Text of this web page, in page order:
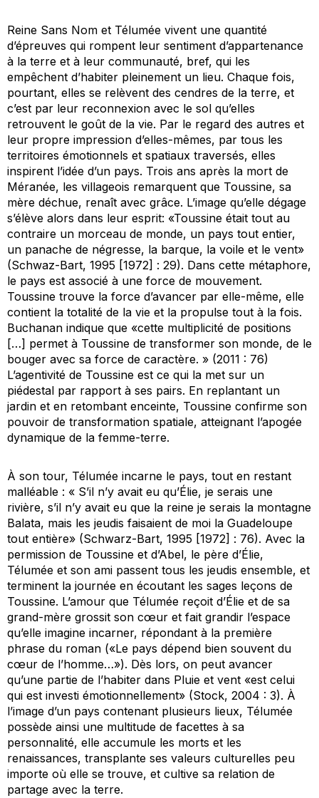
Reine Sans Nom et Télumée vivent une quantité
d’épreuves qui rompent leur sentiment d’appartenance
à la terre et à leur communauté, bref, qui les
empêchent d’habiter pleinement un lieu. Chaque fois,
pourtant, elles se relèvent des cendres de la terre, et
c’est par leur reconnexion avec le sol qu’elles
retrouvent le goût de la vie. Par le regard des autres et
leur propre impression d’elles-mêmes, par tous les
territoires émotionnels et spatiaux traversés, elles
inspirent l’idée d’un pays. Trois ans après la mort de
Méranée, les villageois remarquent que Toussine, sa
mère déchue, renaît avec grâce. L’image qu’elle dégage
s’élève alors dans leur esprit: «Toussine était tout au
contraire un morceau de monde, un pays tout entier,
un panache de négresse, la barque, la voile et le vent»
(Schwaz-Bart, 1995 [1972] : 29). Dans cette métaphore,
le pays est associé à une force de mouvement.
Toussine trouve la force d’avancer par elle-même, elle
contient la totalité de la vie et la propulse tout à la fois.
Buchanan indique que «cette multiplicité de positions
[…] permet à Toussine de transformer son monde, de le
bouger avec sa force de caractère. » (2011 : 76)
L’agentivité de Toussine est ce qui la met sur un
piédestal par rapport à ses pairs. En replantant un
jardin et en retombant enceinte, Toussine confirme son
pouvoir de transformation spatiale, atteignant l’apogée
dynamique de la femme-terre.
À son tour, Télumée incarne le pays, tout en restant
malléable : « S’il n’y avait eu qu’Élie, je serais une
rivière, s’il n’y avait eu que la reine je serais la montagne
Balata, mais les jeudis faisaient de moi la Guadeloupe
tout entière» (Schwarz-Bart, 1995 [1972] : 76). Avec la
permission de Toussine et d’Abel, le père d’Élie,
Télumée et son ami passent tous les jeudis ensemble, et
terminent la journée en écoutant les sages leçons de
Toussine. L’amour que Télumée reçoit d’Élie et de sa
grand-mère grossit son cœur et fait grandir l’espace
qu’elle imagine incarner, répondant à la première
phrase du roman («Le pays dépend bien souvent du
cœur de l’homme…»). Dès lors, on peut avancer
qu’une partie de l’habiter dans Pluie et vent «est celui
qui est investi émotionnellement» (Stock, 2004 : 3). À
l’image d’un pays contenant plusieurs lieux, Télumée
possède ainsi une multitude de facettes à sa
personnalité, elle accumule les morts et les
renaissances, transplante ses valeurs culturelles peu
importe où elle se trouve, et cultive sa relation de
partage avec la terre.